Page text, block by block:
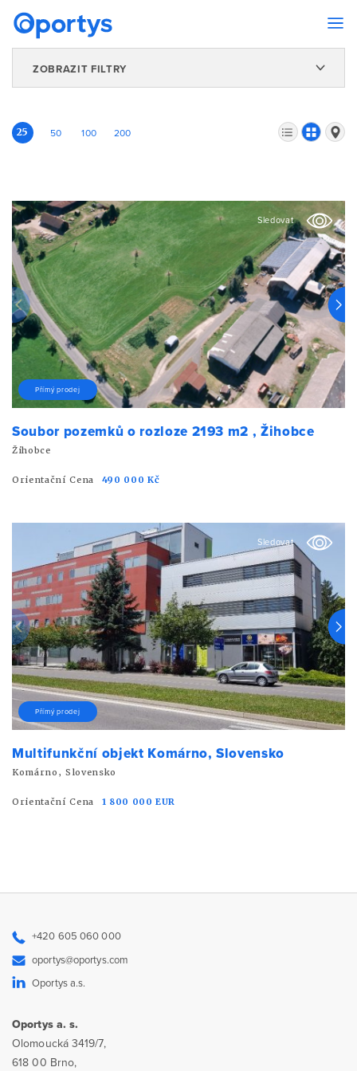
ZOBRAZIT FILTRY
25 50 100 200
Sledovat
Přímý prodej
Soubor pozemků o rozloze 2193 m2 , Žihobce
Žihobce
Orientační Cena 490 000 Kč
Sledovat
Přímý prodej
Multifunkční objekt Komárno, Slovensko
Komárno, Slovensko
Orientační Cena 1 800 000 EUR
+420 605 060 000
oportys@oportys.com
Oportys a.s.
Oportys a. s.
Olomoucká 3419/7,
618 00 Brno,